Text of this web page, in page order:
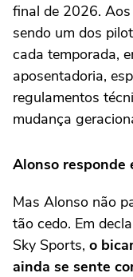
final de 2026.
sendo um dos
cada temporada,
aposentadoria,
regulamentos
mudança
Alonso responde
Mas Alonso não
tão cedo. Em
Sky Sports, o
ainda se sente